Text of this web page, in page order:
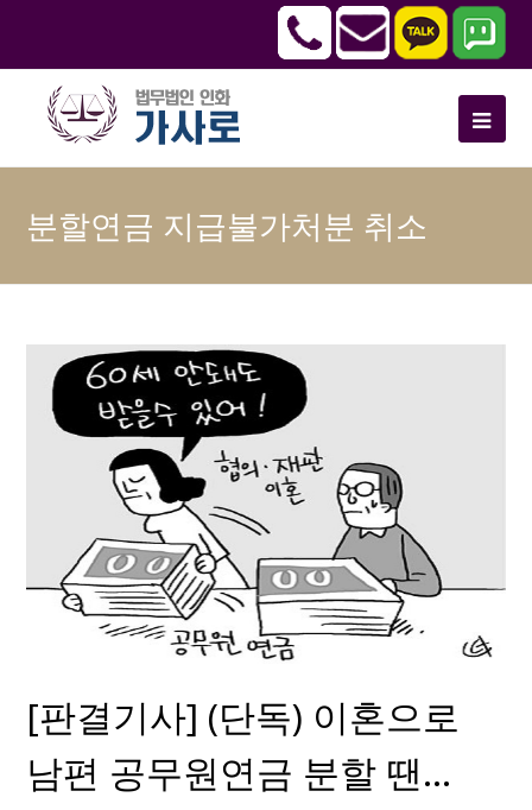
분할연금 지급불가처분 취소
[판결기사] (단독) 이혼으로
남편 공무원연금 분할 땐…